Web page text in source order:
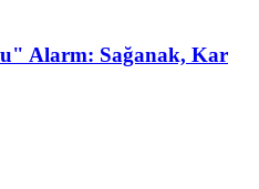
Alarm: Sağanak, Kar